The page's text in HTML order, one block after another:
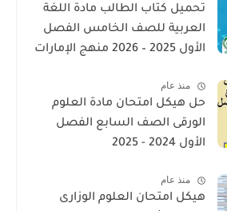
تحميل كتاب الطالب مادة اللغة
العربية للصف الخامس الفصل
الأول 2025 – 2026 منهج الإمارات
منذ عام
حل هيكل امتحان مادة العلوم
الورقى الصف السابع الفصل
الأول 2024 - 2025
منذ عام
هيكل امتحان العلوم الوزارى